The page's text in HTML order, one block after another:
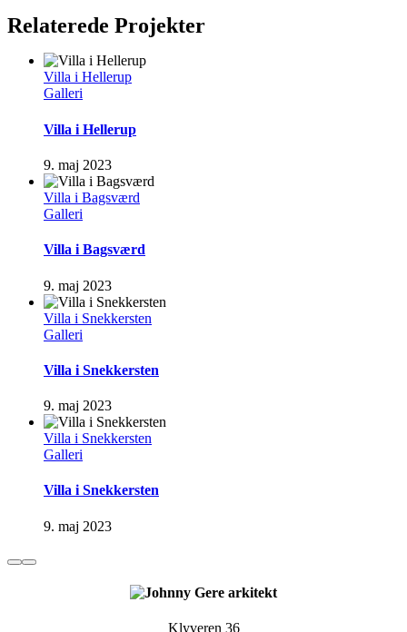
Relaterede Projekter
Villa i Hellerup
Galleri
Villa i Hellerup
9. maj 2023
Villa i Bagsværd
Galleri
Villa i Bagsværd
9. maj 2023
Villa i Snekkersten
Galleri
Villa i Snekkersten
9. maj 2023
Villa i Snekkersten
Galleri
Villa i Snekkersten
9. maj 2023
Klyveren 36